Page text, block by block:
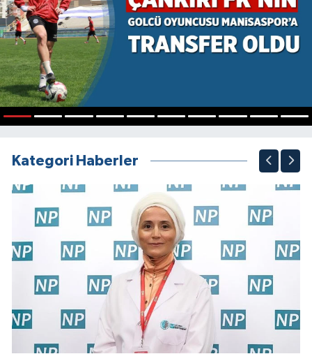
Kategori Haberler